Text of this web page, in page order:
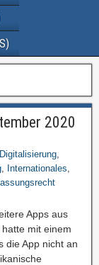
2020
Digitalisierung,
, Internationales,
Apps aus
mit einem
die App nicht an